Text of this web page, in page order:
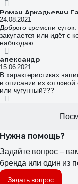
Роман Аркадьевич
24.08.2021
Доброго времени
закупается или идёт с
наблюдаю...
александр
15.06.2021
В характеристиках
в описании из
или чугунный???
Нужна помощь?
Задайте вопрос –
бренда или один из
Задать вопрос